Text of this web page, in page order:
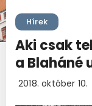
Hírek
Aki csak
a Blaháné
2018. október 10.